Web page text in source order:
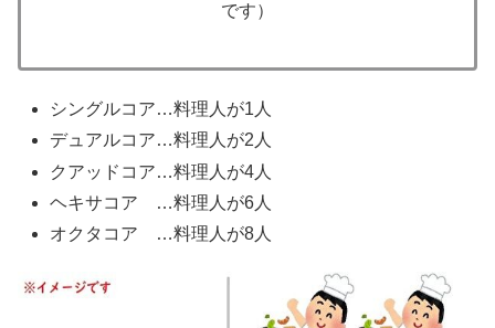
です）
シングルコア…料理人が1人
デュアルコア…料理人が2人
クアッドコア…料理人が4人
ヘキサコア …料理人が6人
オクタコア …料理人が8人